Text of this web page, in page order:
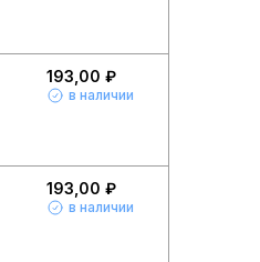
193,00 ₽
в наличии
193,00 ₽
в наличии